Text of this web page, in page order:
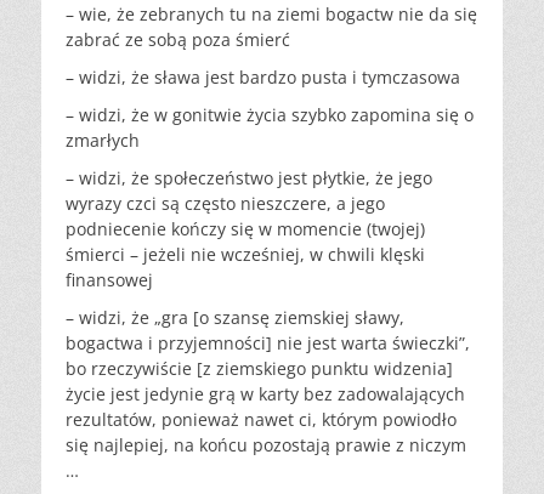
– wie, że zebranych tu na ziemi bogactw nie da się
zabrać ze sobą poza śmierć
– widzi, że sława jest bardzo pusta i tymczasowa
– widzi, że w gonitwie życia szybko zapomina się o
zmarłych
– widzi, że społeczeństwo jest płytkie, że jego
wyrazy czci są często nieszczere, a jego
podniecenie kończy się w momencie (twojej)
śmierci – jeżeli nie wcześniej, w chwili klęski
finansowej
– widzi, że „gra [o szansę ziemskiej sławy,
bogactwa i przyjemności] nie jest warta świeczki”,
bo rzeczywiście [z ziemskiego punktu widzenia]
życie jest jedynie grą w karty bez zadowalających
rezultatów, ponieważ nawet ci, którym powiodło
się najlepiej, na końcu pozostają prawie z niczym
…